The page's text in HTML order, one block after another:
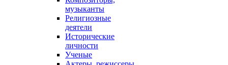
музыканты
Религиозные
деятели
Исторические
личности
Ученые